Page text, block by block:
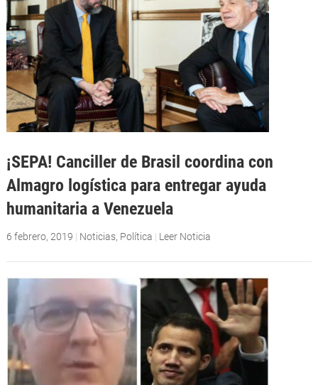
¡SEPA! Canciller de Brasil coordina con
Almagro logística para entregar ayuda
humanitaria a Venezuela
6 febrero, 2019 | Noticias, Política | Leer Noticia